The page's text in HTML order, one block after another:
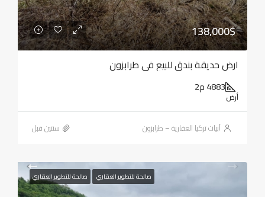
138,000$
ارض حديقة بندق للبيع في طرابزون
4883 م2
أرض
أبيات تركيا العقارية – طرابزون ‏سنتين قبل
صالحة للتطوير العقاري صالحة للتطوير العقاري